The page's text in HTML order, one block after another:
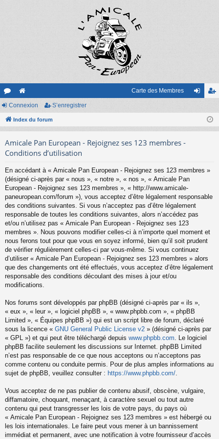
or
u
s
e
sit
Carte des Membres
nr
Connexion S’enregistrer
Index du forum
Amicale Pan European - Rejoignez ses 123 membres -
Conditions d’utilisation
En accédant à « Amicale Pan European - Rejoignez ses 123 membres »
(désigné ci-après par « nous », « notre », « nos », « Amicale Pan
European - Rejoignez ses 123 membres », « http://www.amicale-
paneuropean.com/forum »), vous acceptez d’être légalement responsable
des conditions suivantes. Si vous n’acceptez pas d’être légalement
responsable de toutes les conditions suivantes, alors n’accédez pas
et/ou n’utilisez pas « Amicale Pan European - Rejoignez ses 123
membres ». Nous pouvons modifier celles-ci à n’importe quel moment et
nous ferons tout pour que vous en soyez informé, bien qu’il soit prudent
de vérifier régulièrement celles-ci par vous-même. Si vous continuez
d’utiliser « Amicale Pan European - Rejoignez ses 123 membres » alors
que des changements ont été effectués, vous acceptez d’être légalement
responsable des conditions découlant des mises à jour et/ou
modifications.
Nos forums sont développés par phpBB (désigné ci-après par « ils »,
« eux », « leur », « logiciel phpBB », « www.phpbb.com », « phpBB
Limited », « Équipes phpBB ») qui est un script libre de forum, déclaré
sous la licence « GNU General Public License v2 » (désigné ci-après par
« GPL ») et qui peut être téléchargé depuis www.phpbb.com . Le logiciel
phpBB facilite seulement les discussions sur Internet. phpBB Limited
n’est pas responsable de ce que nous acceptons ou n’acceptons pas
comme contenu ou conduite permis. Pour de plus amples informations au
sujet de phpBB, veuillez consulter : https://www.phpbb.com/
Vous acceptez de ne pas publier de contenu abusif, obscène, vulgaire,
diffamatoire, choquant, menaçant, à caractère sexuel ou tout autre
contenu qui peut transgresser les lois de votre pays, du pays où
« Amicale Pan European - Rejoignez ses 123 membres » est hébergé ou
les lois internationales. Le faire peut vous mener à un bannissement
immédiat et permanent, avec une notification à votre fournisseur d’accès